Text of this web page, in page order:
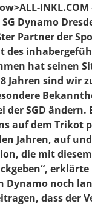
Dynamo
Partner der
des
hat seinen
Jahren sind wir
SGD ändern.
auf dem Trikot
Jahren, auf
die mit
erklärte
Dynamo noch
dass der